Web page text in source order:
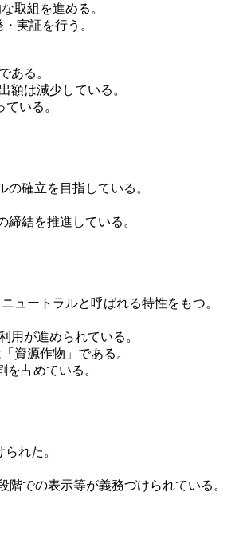
取組を進める。
実証を行う。
ある。
額は減少している。
いる。
確立を目指している。
結を推進している。
ュートラルと呼ばれる特性をもつ。
用が進められている。
資源作物」である。
占めている。
れた。
での表示等が義務づけられている。